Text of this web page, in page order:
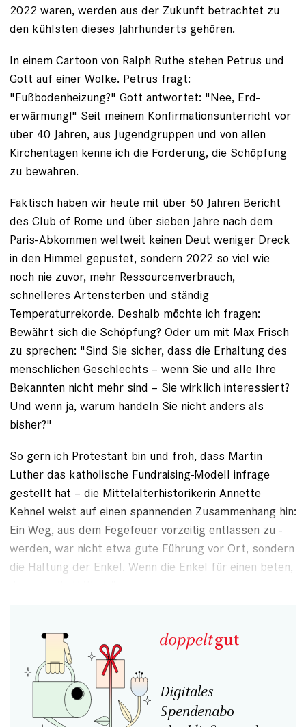
2022 ­waren, werden aus der Zukunft ­betrachtet zu
den kühlsten dieses Jahrhunderts gehören.
In einem Cartoon von Ralph Ruthe stehen Petrus und
Gott auf einer Wolke. Petrus fragt:
"Fußbodenheizung?" Gott antwortet: "Nee, Erd­
erwärmung!" Seit meinem Konfirmationsunterricht vor
über 40 Jahren, aus Jugendgruppen und von allen
Kirchentagen kenne ich die Forderung, die Schöpfung
zu bewahren.
Faktisch haben wir heute mit über 50 Jahren Bericht
des Club of Rome und über sieben Jahre nach dem
Paris-­Abkommen weltweit keinen Deut ­weniger Dreck
in den Himmel gepustet, sondern 2022 so viel wie
noch nie zuvor, mehr Ressourcenverbrauch,
schnelleres Artensterben und ständig
Temperaturrekorde. Deshalb möchte ich fragen:
Bewährt sich die Schöpfung? Oder um mit Max Frisch
zu sprechen: "Sind Sie ­sicher, dass die Erhaltung des
menschlichen Geschlechts – wenn Sie und alle Ihre
Bekannten nicht mehr sind – Sie wirklich interessiert?
Und wenn ja, warum handeln Sie nicht anders als
bisher?"
So gern ich Protestant bin und froh, dass Martin
Luther das katholische Fundraising-­Modell infrage
gestellt hat – die Mittelalterhistorikerin Annette
Kehnel weist auf einen spannenden Zusammenhang hin:
Ein Weg, aus dem Fegefeuer vorzeitig entlassen zu ­
werden, war nicht etwa gute Führung vor Ort, sondern
die Haltung der Enkel. Wenn die Enkel für einen beten,
Digitales
Spendenabo